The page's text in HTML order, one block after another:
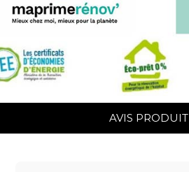
AVIS PRODUIT